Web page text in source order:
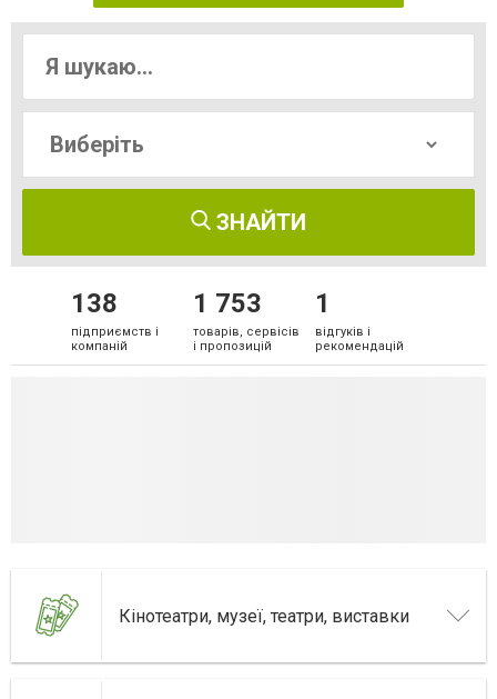
ЗНАЙТИ
138
підприємств і
компаній
1 753
товарів, сервісів
і пропозицій
1
відгуків і
рекомендацій
Кінотеатри, музеї, театри, виставки